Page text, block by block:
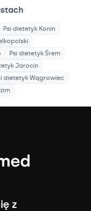
Psi dietetyk Konin
Psi dietetyk Śrem
Jarocin
dietetyk Wągrowiec
z